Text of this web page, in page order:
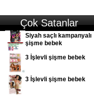
Çok Satanlar
Siyah saçlı kampanyalı
şişme bebek
3 İşlevli şişme bebek
3 İşlevli şişme bebek